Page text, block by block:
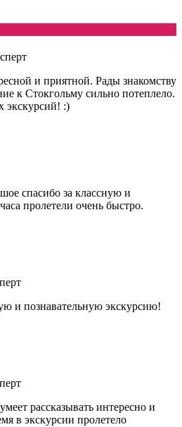
и приятной. Рады знакомству
к Стокгольму сильно потеплело.
экскурсий! :)
спасибо за классную и
пролетели очень быстро.
и познавательную экскурсию!
рассказывать интересно и
в экскурсии пролетело